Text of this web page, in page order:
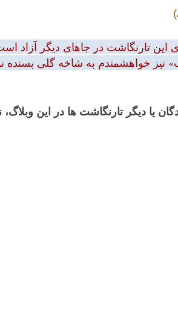
این تارنگاشت در جاهای دیگر آزاد
نیز خواهشمندم به شاخه گلی بسنده
یا دیگر تارنگاشت ها در این